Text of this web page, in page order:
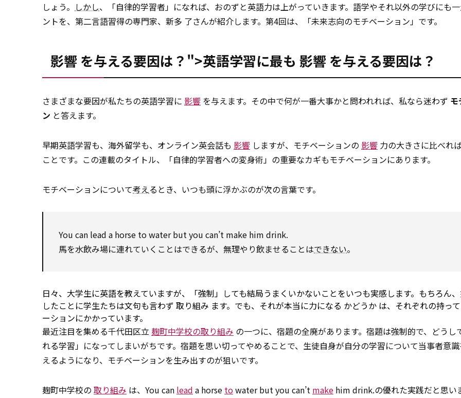
しょう。 しかし、「自律的学習者」になれば、おのずと英語力は上がっていきます。語学やそれ以外の学びにも
ントを、第二言語習得の専門家、新多 了さんが紹介します。第4回は、「未来志向のモチベーション」です。
影響 を与える要因は？">英語学習に最も 影響 を与える要因は？
さまざまな要因が私たちの英語学習に 影響 を与えます。その中で何が一番大事かと問われれば、私なら迷わず モ
ン と答えます。
早期英語学習も、海外留学も、オンライン英会話も 影響 しますが、モチベーションの 影響 力の大きさに比べれ
ことです。この連載のタイトル、「自律的学習者への変身術」の重要なカギもモチベーションにあります。
モチベーションについて考えるとき、いつも頭に浮かぶのが次の言葉です。
You can lead a horse towater but you can’t make him drink.
馬を水飲み場に連れていくことはできるが、無理やり飲ませることはできない。
日々、大学生に英語を教えていますが、「強制」しても結局うまくいかないことをいつも実感します。もちろん
したことに学生たちは文句も言わず 取り組み ます。でも、それが本当に力になる かどうか は、それぞれの持っ
ーションにかかっています。
最近注目を集める千代田区立 麹町中学校の取り組み の一つに、宿題の全廃があります。宿題は強制的で、どうし
れる学習」になってしまいがちです。宿題を思い切ってやめることで、生徒自身が自分の学習について当事者意
えるようになり、モチベーションを生み出すのが狙いです。
麹町中学校の 取り組み は、You can lead a horse towater but you can’t make him drink.の優れた実践だと思い